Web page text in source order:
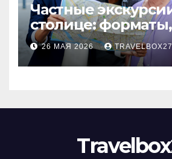
Частные
столице: форматы,
маршруты и
организации
26 МАЯ 2026